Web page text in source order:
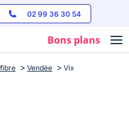
02 99 36 30 54
Bons plans
Vendée Vix